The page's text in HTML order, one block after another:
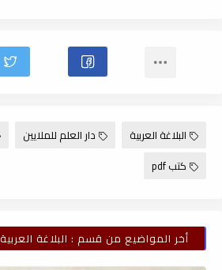
البلاغة العربية دار العلم للملايين
كتب pdf
أخر المواضيع من قسم : البلاغة العربية